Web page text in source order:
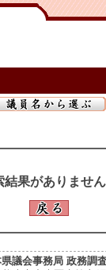
結果がありません
議会事務局 政務調